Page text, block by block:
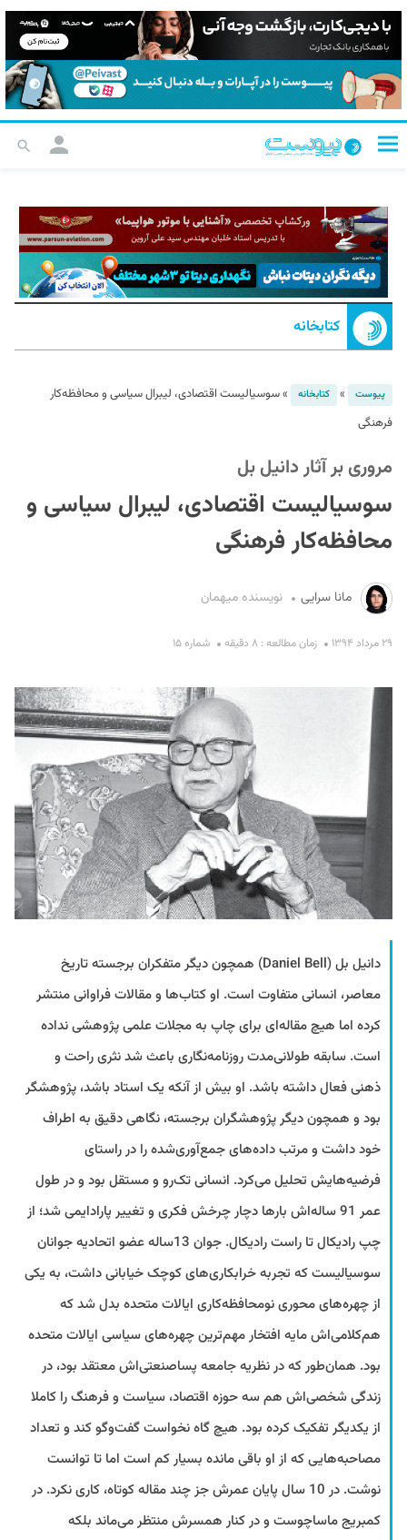
کتابخانه
پیوست » کتابخانه »سوسیالیست اقتصادی، لیبرال سیاسی و محافظه‌کار
فرهنگی
مروری بر آثار دانیل بل
سوسیالیست اقتصادی، لیبرال سیاسی و
محافظه‌کار فرهنگی
مانا سرایی نویسنده میهمان
۲۹ مرداد ۱۳۹۴ زمان مطالعه : ۸ دقیقه شماره ۱۵
دانیل بل (Daniel Bell) همچون دیگر متفکران برجسته تاریخ
معاصر، انسانی متفاوت است. او کتاب‌ها و مقالات فراوانی منتشر
کرده اما هیچ مقاله‌ای برای چاپ به مجلات علمی پژوهشی نداده
است. سابقه طولانی‌مدت روزنامه‌نگاری باعث شد نثری راحت و
ذهنی فعال داشته باشد. او بیش از آنکه یک استاد باشد، پژوهشگر
بود و همچون دیگر پژوهشگران برجسته، نگاهی دقیق به اطراف
خود داشت و مرتب داده‌های جمع‌آوری‌شده را در راستای
فرضیه‌هایش تحلیل می‌کرد. انسانی تک‌رو و مستقل بود و در طول
عمر 91 ساله‌اش بارها دچار چرخش فکری و تغییر پارادایمی شد؛ از
چپ رادیکال تا راست رادیکال. جوان 13ساله عضو اتحادیه جوانان
سوسیالیست که تجربه خرابکاری‌های کوچک خیابانی داشت، به یکی
از چهره‌های محوری نومحافظه‌کاری ایالات متحده بدل شد که
هم‌کلامی‌اش مایه افتخار مهم‌ترین چهره‌های سیاسی ایالات متحده
بود. همان‌طور که در نظریه جامعه پساصنعتی‌اش معتقد بود، در
زندگی شخصی‌اش هم سه حوزه اقتصاد، سیاست و فرهنگ را کاملا
از یکدیگر تفکیک کرده بود. هیچ گاه نخواست گفت‌وگو کند و تعداد
مصاحبه‌هایی که از او باقی مانده بسیار کم است اما تا توانست
نوشت. در 10 سال پایان عمرش جز چند مقاله کوتاه، کاری نکرد. در
کمبریج ماساچوست و در کنار همسرش منتظر می‌ماند بلکه